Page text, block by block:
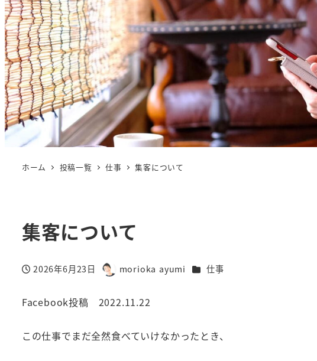
ホーム 投稿一覧 仕事 集客について
集客について
投稿日
2026年6月23日
著
morioka ayumi カテゴリー
仕事
Facebook投稿 2022.11.22
この仕事でまだ全然食べていけなかったとき、